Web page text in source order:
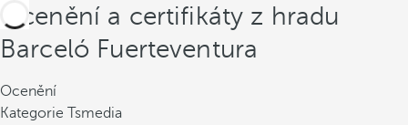
Ocenění a certifikáty z hradu
Barceló Fuerteventura
Ocenění
Kategorie Tsmedia